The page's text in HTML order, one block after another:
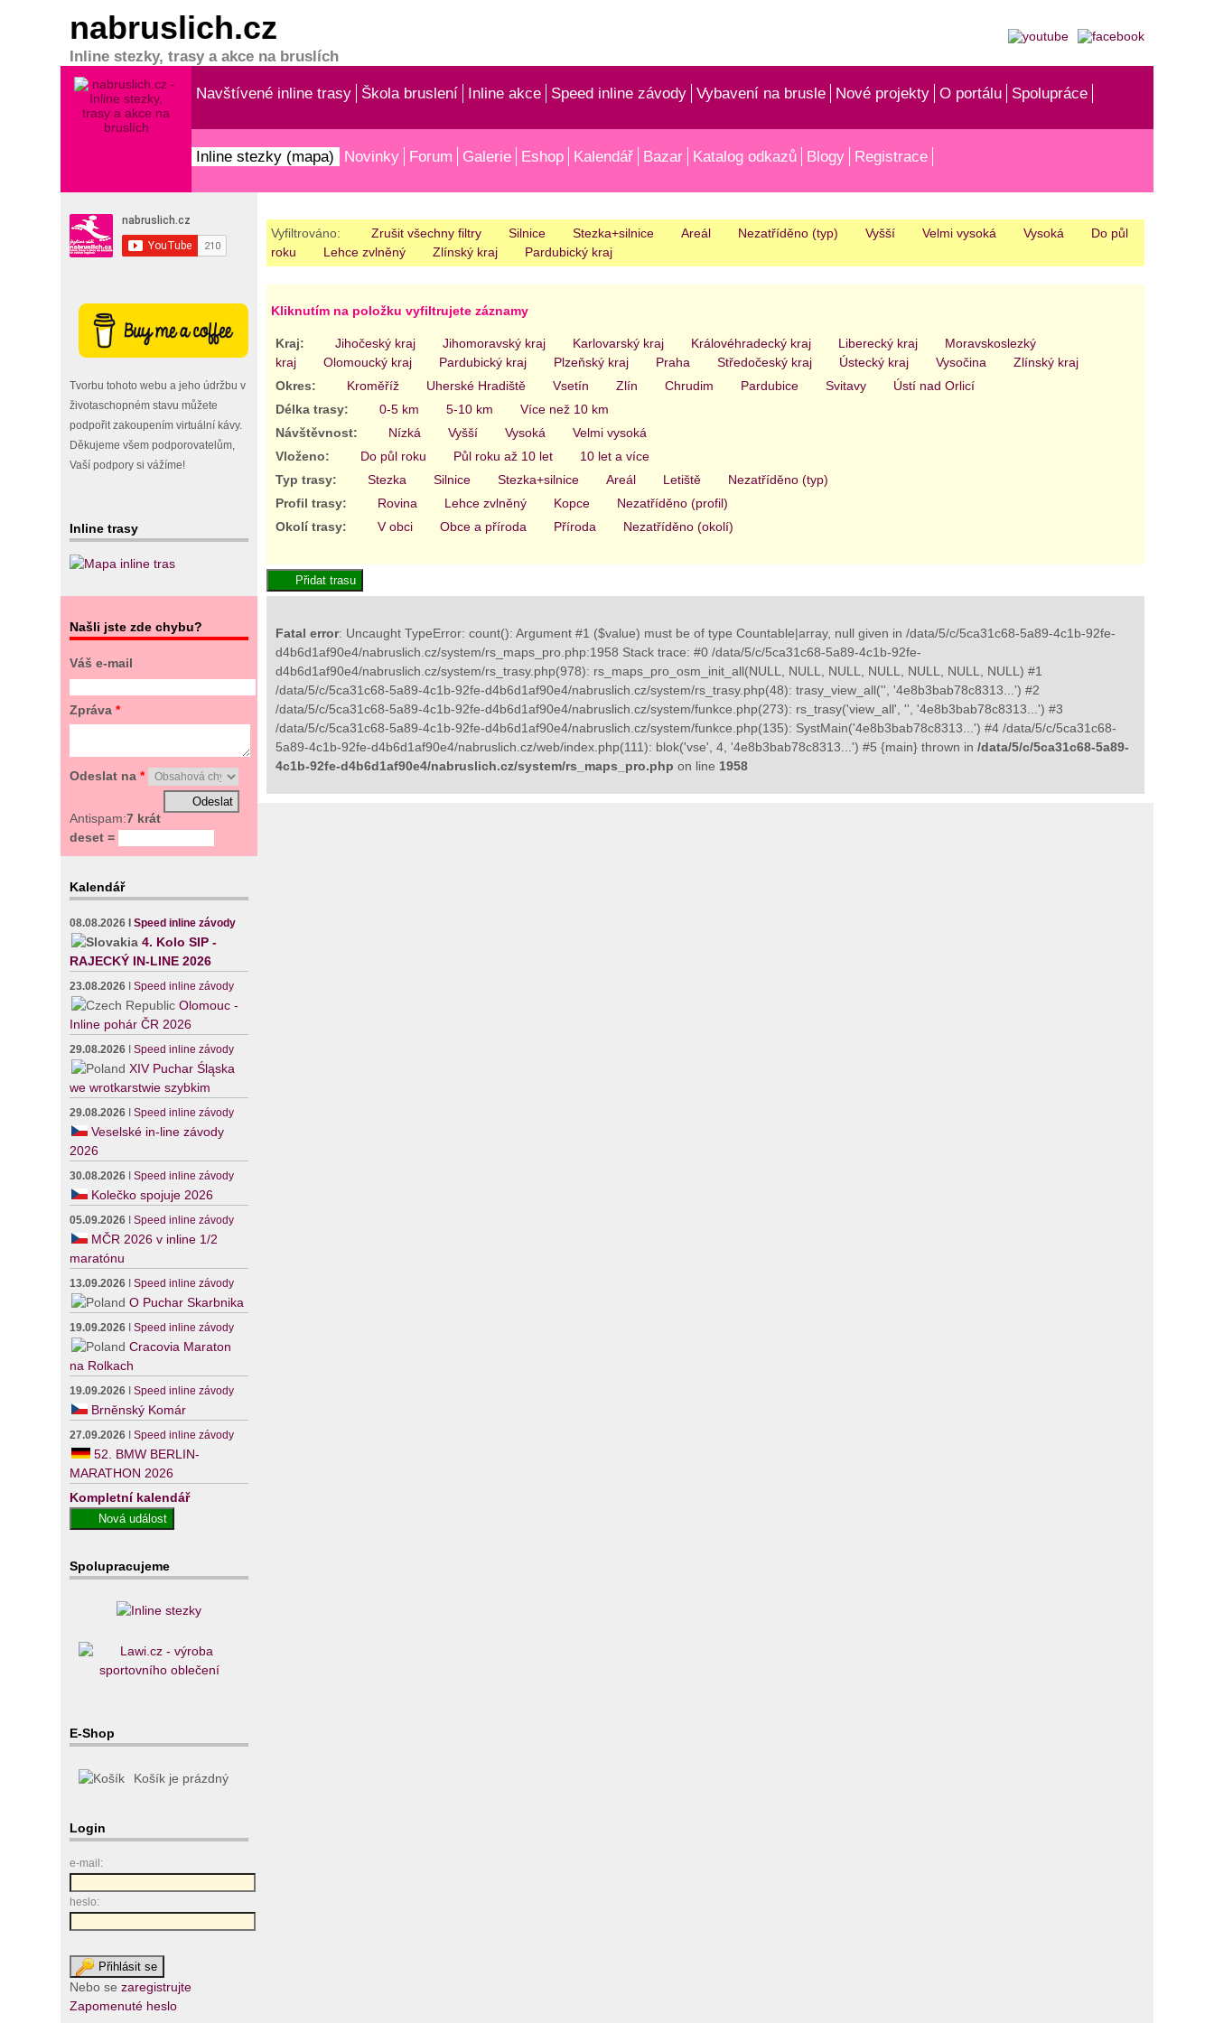
nabruslich.cz
Inline stezky, trasy a akce na bruslích
Navštívené inline trasy Škola bruslení Inline akce Speed inline závody Vybavení na brusle Nové projekty O portálu Spolupráce
Inline stezky (mapa) Novinky Forum Galerie Eshop Kalendář Bazar Katalog odkazů Blogy Registrace
Tvorbu tohoto webu a jeho údržbu v
životaschopném stavu můžete
podpořit zakoupením virtuální kávy.
Děkujeme všem podporovatelům,
Vaší podpory si vážíme!
Inline trasy
Našli jste zde chybu?
Váš e-mail
Zpráva*
Odeslat na*
Antispam:7 krát
deset =
Kalendář
08.08.2026 ISpeed inline závody
4. Kolo SIP -
RAJECKÝ IN-LINE 2026
23.08.2026 ISpeed inline závody
Olomouc -
Inline pohár ČR 2026
29.08.2026 ISpeed inline závody
XIV Puchar Śląska
we wrotkarstwie szybkim
29.08.2026 ISpeed inline závody
Veselské in-line závody
2026
30.08.2026 ISpeed inline závody
Kolečko spojuje 2026
05.09.2026 ISpeed inline závody
MČR 2026 v inline 1/2
maratónu
13.09.2026 ISpeed inline závody
O Puchar Skarbnika
19.09.2026 ISpeed inline závody
Cracovia Maraton
na Rolkach
19.09.2026 ISpeed inline závody
Brněnský Komár
27.09.2026 ISpeed inline závody
52. BMW BERLIN-
MARATHON 2026
Kompletní kalendář
Spolupracujeme
E-Shop
Košík je prázdný
Login
e-mail:
heslo:
Nebo sezaregistrujte
Zapomenuté heslo
Vyfiltrováno: Zrušit všechny filtry Silnice Stezka+silnice Areál Nezatříděno (typ) Vyšší Velmi vysoká Vysoká
Do půl
roku
Lehce zvlněný Zlínský kraj Pardubický kraj
Kliknutím na položku vyfiltrujete záznamy
Kraj: Jihočeský kraj Jihomoravský kraj Karlovarský kraj Královéhradecký kraj Liberecký kraj
Moravskoslezký
kraj
Olomoucký kraj Pardubický kraj Plzeňský kraj Praha Středočeský kraj Ústecký kraj Vysočina
Zlínský kraj
Okres:
Kroměříž Uherské Hradiště Vsetín Zlín Chrudim Pardubice Svitavy
Ústí nad Orlicí
Délka trasy:
0-5 km 5-10 km
Více než 10 km
Návštěvnost:
Nízká Vyšší Vysoká
Velmi vysoká
Vloženo:
Do půl roku Půl roku až 10 let
10 let a více
Typ trasy:
Stezka Silnice Stezka+silnice Areál Letiště
Nezatříděno (typ)
Profil trasy:
Rovina Lehce zvlněný Kopce
Nezatříděno (profil)
Okolí trasy:
V obci Obce a příroda Příroda Nezatříděno (okolí)
Fatal error: Uncaught TypeError: count(): Argument #1 ($value) must be of type Countable|array, null given in /data/5/c/5ca31c68-5a89-4c1b-92fe-
d4b6d1af90e4/nabruslich.cz/system/rs_maps_pro.php:1958 Stack trace: #0 /data/5/c/5ca31c68-5a89-4c1b-92fe-
d4b6d1af90e4/nabruslich.cz/system/rs_trasy.php(978): rs_maps_pro_osm_init_all(NULL, NULL, NULL, NULL, NULL, NULL, NULL) #1
/data/5/c/5ca31c68-5a89-4c1b-92fe-d4b6d1af90e4/nabruslich.cz/system/rs_trasy.php(48): trasy_view_all('', '4e8b3bab78c8313...') #2
/data/5/c/5ca31c68-5a89-4c1b-92fe-d4b6d1af90e4/nabruslich.cz/system/funkce.php(273): rs_trasy('view_all', '', '4e8b3bab78c8313...') #3
/data/5/c/5ca31c68-5a89-4c1b-92fe-d4b6d1af90e4/nabruslich.cz/system/funkce.php(135): SystMain('4e8b3bab78c8313...') #4 /data/5/c/5ca31c68-
5a89-4c1b-92fe-d4b6d1af90e4/nabruslich.cz/web/index.php(111): blok('vse', 4, '4e8b3bab78c8313...') #5 {main} thrown in /data/5/c/5ca31c68-5a89-
4c1b-92fe-d4b6d1af90e4/nabruslich.cz/system/rs_maps_pro.php on line 1958